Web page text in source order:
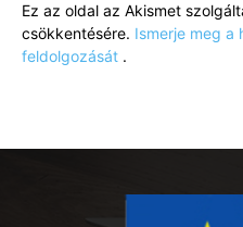
Ez az oldal az Akismet
csökkentésére. Ismerje meg a
feldolgozását .